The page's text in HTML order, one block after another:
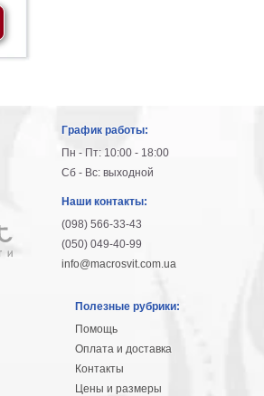
График работы:
Пн - Пт: 10:00 - 18:00
Сб - Вс: выходной
Наши контакты:
(098) 566-33-43
(050) 049-40-99
info@macrosvit.com.ua
Полезные рубрики:
Помощь
Оплата и доставка
Контакты
Цены и размеры